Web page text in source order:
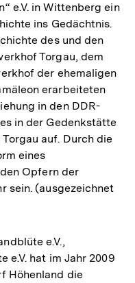
e.V. in Wittenberg ein
ins Gedächtnis.
des und den
Torgau, dem
der ehemaligen
erarbeiteten
in den DDR-
in der Gedenkstätte
auf. Durch die
eines
Opfern der
sein. (ausgezeichnet
e.V.,
e.V. hat im Jahr 2009
Höhenland die